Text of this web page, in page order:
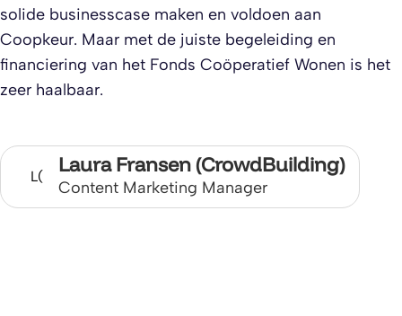
solide businesscase maken en voldoen aan
Coopkeur. Maar met de juiste begeleiding en
financiering van het Fonds Coöperatief Wonen is het
zeer haalbaar.
L( Laura Fransen (CrowdBuilding)
Content Marketing Manager